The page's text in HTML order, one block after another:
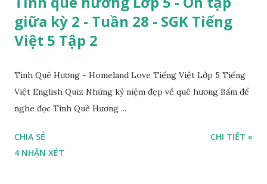
giữa kỳ 2 - Tuần 28 - SGK Tiếng
Việt 5 Tập 2
Tình Quê Hương - Homeland Love Tiếng Việt Lớp 5 Tiếng
Việt English Quiz Những kỷ niệm đẹp về quê hương Bấm để
nghe đọc Tình Quê Hương ...
CHIA SẺ
4 NHẬN XÉT
CHI TIẾT »